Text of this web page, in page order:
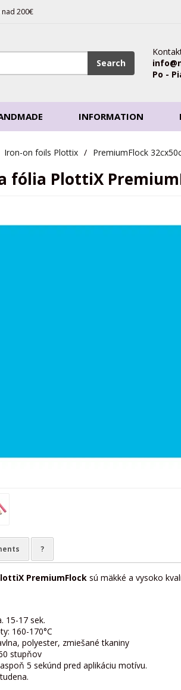
200€
Search
Po -
INFORMATION
Iron-on foils Plottix / PremiumFlock
fólia PlottiX
?
PremiumFlocksú mäkké a vysoko
15-17 sek.
160-170°C
polyester, zmiešané tkaniny
stupňov
5 sekúnd pred aplikáciu motívu.